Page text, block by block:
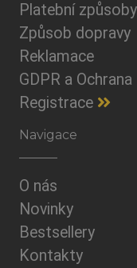
Platební způsoby
Způsob dopravy
Reklamace
GDPR a Ochrana
Registrace
Navigace
O nás
Novinky
Bestsellery
Kontakty